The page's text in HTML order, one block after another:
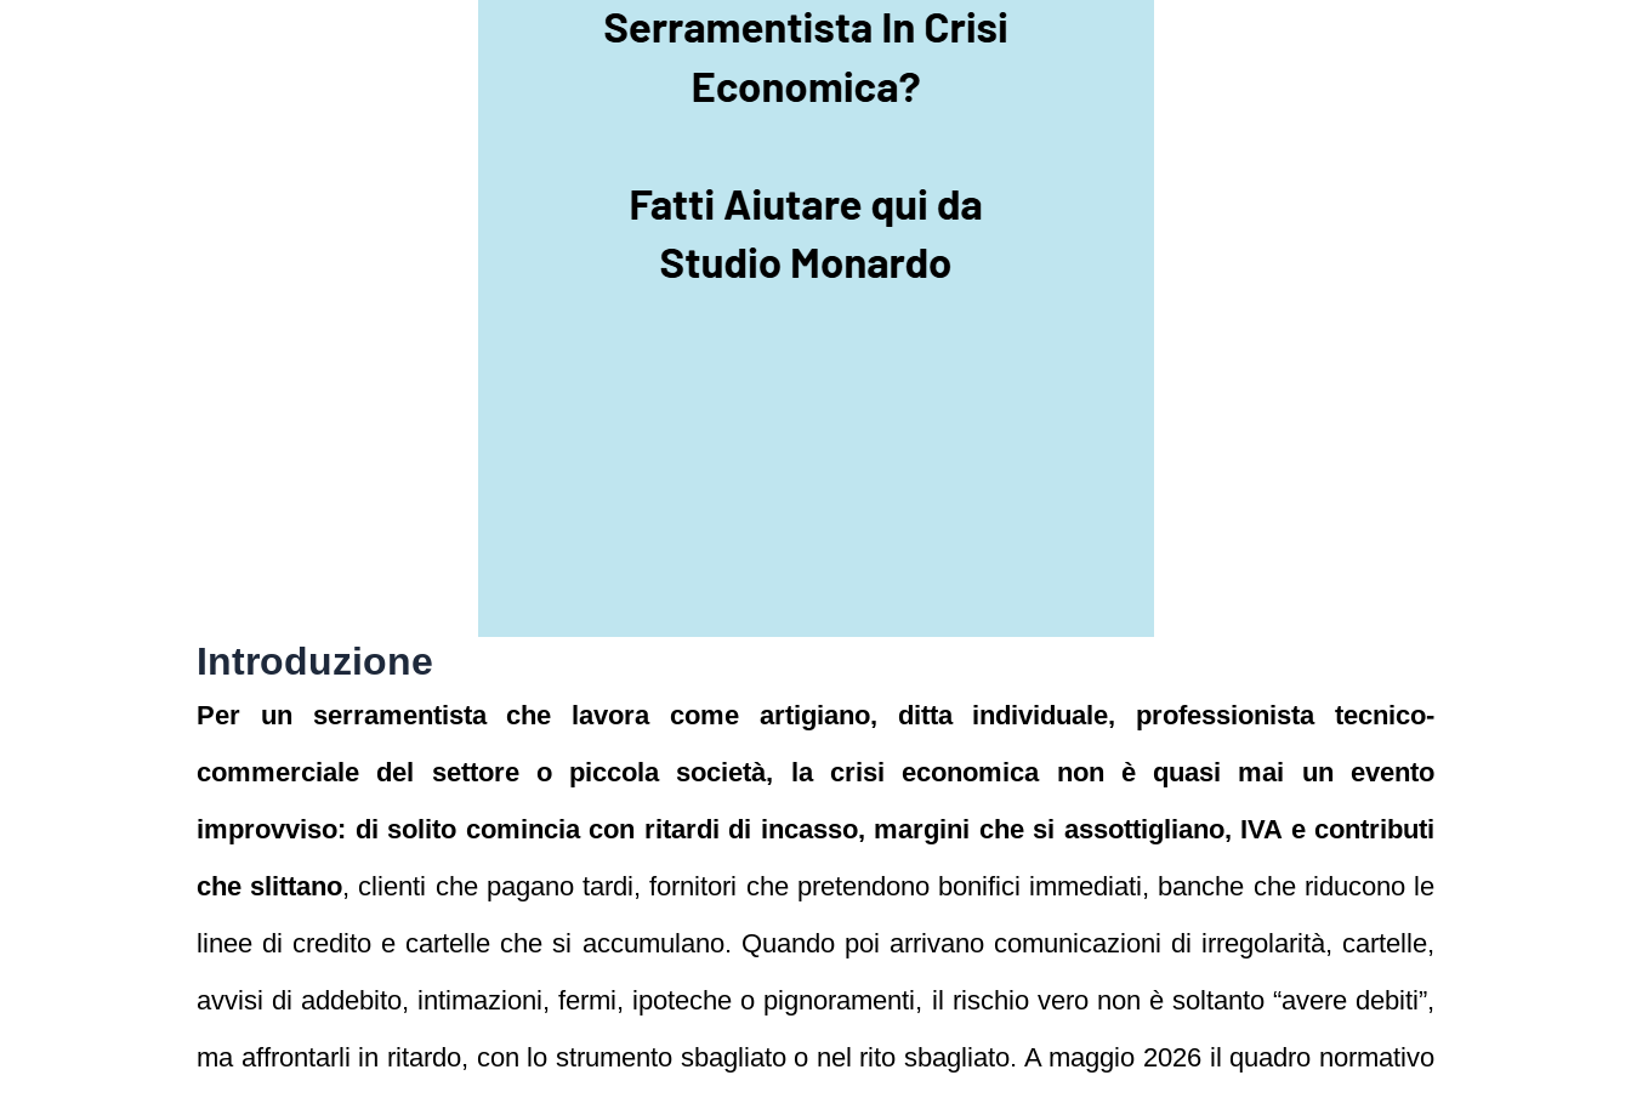
Introduzione
Per un serramentista che lavora come artigiano, ditta individuale, professionista tecnico-
commerciale del settore o piccola società, la crisi economica non è quasi mai un evento
improvviso: di solito comincia con ritardi di incasso, margini che si assottigliano, IVA e contributi
che slittano, clienti che pagano tardi, fornitori che pretendono bonifici immediati, banche che riducono le
linee di credito e cartelle che si accumulano. Quando poi arrivano comunicazioni di irregolarità, cartelle,
avvisi di addebito, intimazioni, fermi, ipoteche o pignoramenti, il rischio vero non è soltanto “avere debiti”,
ma affrontarli in ritardo, con lo strumento sbagliato o nel rito sbagliato. A maggio 2026 il quadro normativo